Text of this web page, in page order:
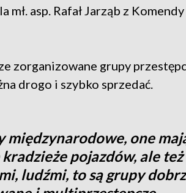
mł. asp. Rafał Jarząb z
zorganizowane grupy
drogo i szybko sprzedać.
międzynarodowe, one
pojazdów, ale
ludźmi, to są grupy